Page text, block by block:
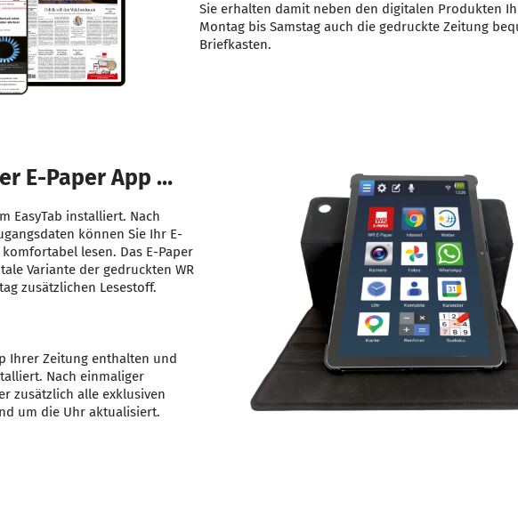
Sie erhalten damit neben den digitalen Produkten
Montag bis Samstag auch die gedruckte Zeitung
Briefkasten.
E-Paper App …
EasyTab installiert. Nach
können Sie Ihr E-
lesen. Das E-Paper
Variante der gedruckten WR
zusätzlichen Lesestoff.
Ihrer Zeitung enthalten und
Nach einmaliger
zusätzlich alle exklusiven
um die Uhr aktualisiert.